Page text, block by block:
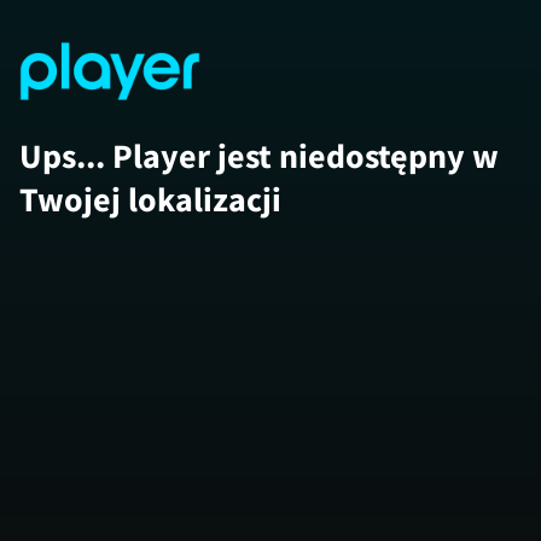
Ups... Player jest niedostępny w
Twojej lokalizacji